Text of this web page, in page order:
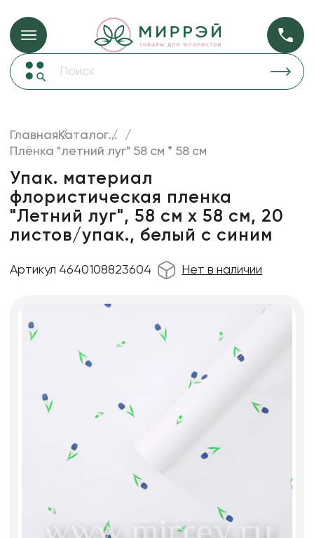
Упаковка для цветов и подарков Упаковка для
Коробки для цветов
Декор для дома
Лента
Товары для флористов
Пакеты для цветов и подарков
Искусственные цветы и растения
Свечи
Сухоцветы
ГлавнаяКаталог...
Плёнка "летний луг" 58 см * 58 см
Упак. материал
флористическая пленка
"Летний луг", 58 см х 58 см, 20
листов/упак., белый с синим
Артикул 4640108823604 Нет в наличии